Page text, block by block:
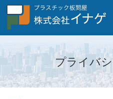
プライバ